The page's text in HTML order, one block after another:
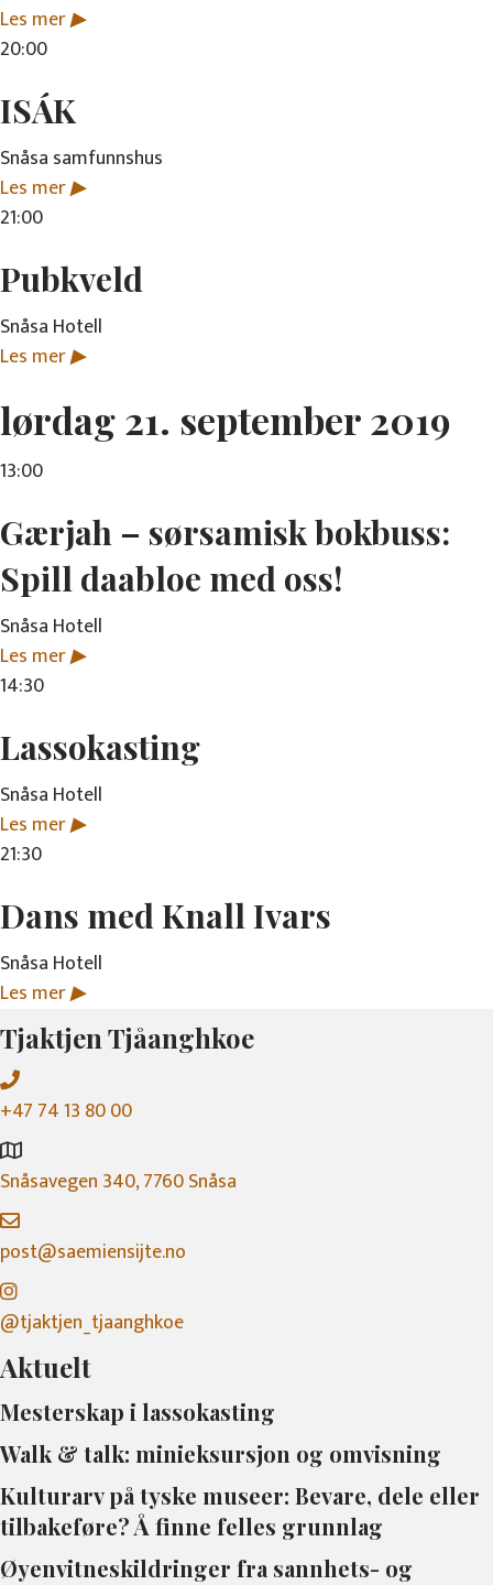
Les mer▶
20:00
ISÁK
Snåsa samfunnshus
Les mer▶
21:00
Pubkveld
Snåsa Hotell
Les mer▶
lørdag 21. september 2019
13:00
Gærjah – sørsamisk bokbuss:
Spill daabloe med oss!
Snåsa Hotell
Les mer▶
14:30
Lassokasting
Snåsa Hotell
Les mer▶
21:30
Dans med Knall Ivars
Snåsa Hotell
Les mer▶
Tjaktjen Tjåanghkoe
+47 74 13 80 00
Snåsavegen 340, 7760 Snåsa
post@saemiensijte.no
@tjaktjen_tjaanghkoe
Aktuelt
Mesterskap i lassokasting
Walk & talk: minieksursjon og omvisning
Kulturarv på tyske museer: Bevare, dele eller
tilbakeføre? Å finne felles grunnlag
Øyenvitneskildringer fra sannhets- og